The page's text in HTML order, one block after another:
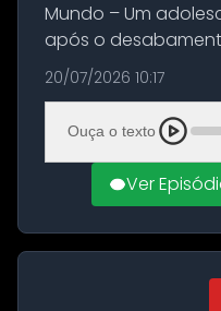
Mundo – Um
após o
as comemorações
Mundo
Ciudad Rodrigo, na
no...
20/07/2026 10:17
Ouça o texto
Ver